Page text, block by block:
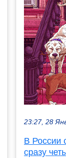
23:27, 28
В России
сразу